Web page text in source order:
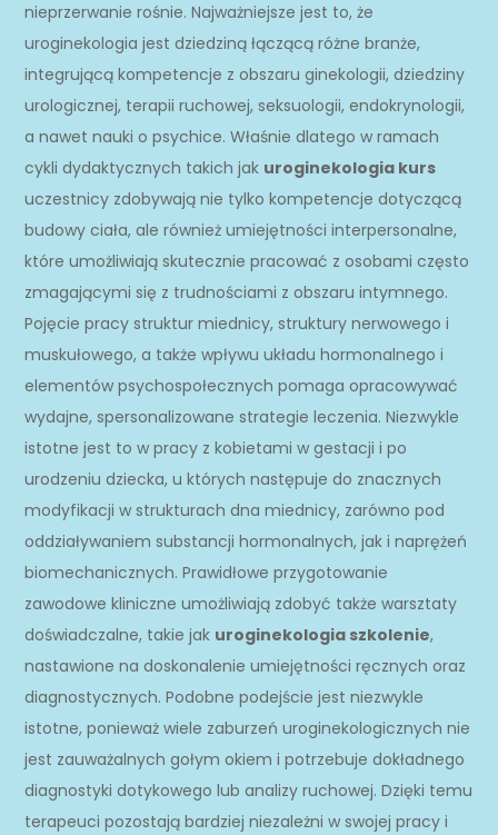
nieprzerwanie rośnie. Najważniejsze jest to, że
uroginekologia jest dziedziną łączącą różne branże,
integrującą kompetencje z obszaru ginekologii, dziedziny
urologicznej, terapii ruchowej, seksuologii, endokrynologii,
a nawet nauki o psychice. Właśnie dlatego w ramach
cykli dydaktycznych takich jak uroginekologia kurs
uczestnicy zdobywają nie tylko kompetencje dotyczącą
budowy ciała, ale również umiejętności interpersonalne,
które umożliwiają skutecznie pracować z osobami często
zmagającymi się z trudnościami z obszaru intymnego.
Pojęcie pracy struktur miednicy, struktury nerwowego i
muskułowego, a także wpływu układu hormonalnego i
elementów psychospołecznych pomaga opracowywać
wydajne, spersonalizowane strategie leczenia. Niezwykle
istotne jest to w pracy z kobietami w gestacji i po
urodzeniu dziecka, u których następuje do znacznych
modyfikacji w strukturach dna miednicy, zarówno pod
oddziaływaniem substancji hormonalnych, jak i naprężeń
biomechanicznych. Prawidłowe przygotowanie
zawodowe kliniczne umożliwiają zdobyć także warsztaty
doświadczalne, takie jak uroginekologia szkolenie,
nastawione na doskonalenie umiejętności ręcznych oraz
diagnostycznych. Podobne podejście jest niezwykle
istotne, ponieważ wiele zaburzeń uroginekologicznych nie
jest zauważalnych gołym okiem i potrzebuje dokładnego
diagnostyki dotykowego lub analizy ruchowej. Dzięki temu
terapeuci pozostają bardziej niezależni w swojej pracy i